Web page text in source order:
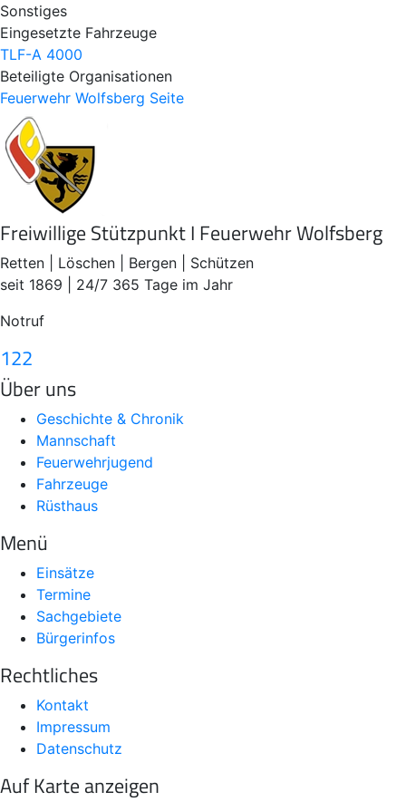
Sonstiges
Eingesetzte Fahrzeuge
TLF-A 4000
Beteiligte Organisationen
Feuerwehr Wolfsberg Seite
Freiwillige Stützpunkt I Feuerwehr Wolfsberg
Retten | Löschen | Bergen | Schützen
seit 1869 | 24/7 365 Tage im Jahr
Notruf
122
Über uns
Geschichte & Chronik
Mannschaft
Feuerwehrjugend
Fahrzeuge
Rüsthaus
Menü
Einsätze
Termine
Sachgebiete
Bürgerinfos
Rechtliches
Kontakt
Impressum
Datenschutz
Auf Karte anzeigen